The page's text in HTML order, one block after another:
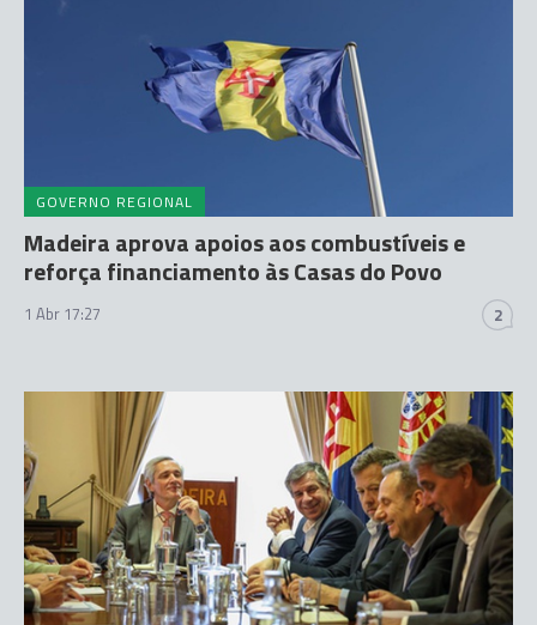
GOVERNO REGIONAL
Madeira aprova apoios aos combustíveis e
reforça financiamento às Casas do Povo
1 Abr 17:27 2